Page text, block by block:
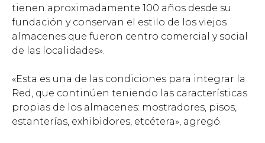
tienen aproximadamente 100 años desde su
fundación y conservan el estilo de los viejos
almacenes que fueron centro comercial y social
de las localidades».
«Esta es una de las condiciones para integrar la
Red, que continúen teniendo las características
propias de los almacenes: mostradores, pisos,
estanterías, exhibidores, etcétera», agregó.